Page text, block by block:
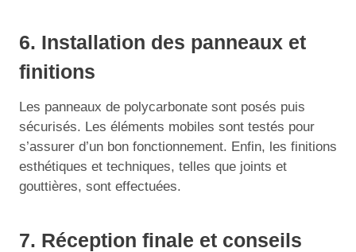
6. Installation des panneaux et
finitions
Les panneaux de polycarbonate sont posés puis
sécurisés. Les éléments mobiles sont testés pour
s’assurer d’un bon fonctionnement. Enfin, les finitions
esthétiques et techniques, telles que joints et
gouttières, sont effectuées.
7. Réception finale et conseils